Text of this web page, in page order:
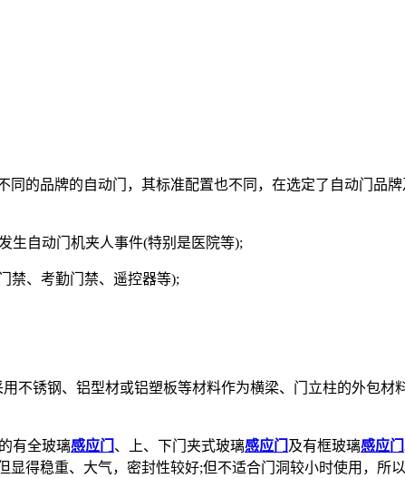
品牌的自动门，其标准配置也不同，在选定了自动门品牌
自动门机夹人事件(特别是医院等);
、考勤门禁、遥控器等);
锈钢、铝型材或铝塑板等材料作为横梁、门立柱的外包材
有全玻璃感应门 、上、下门夹式玻璃感应门 及有框玻璃感应门
得稳重、大气，密封性较好;但不适合门洞较小时使用，所